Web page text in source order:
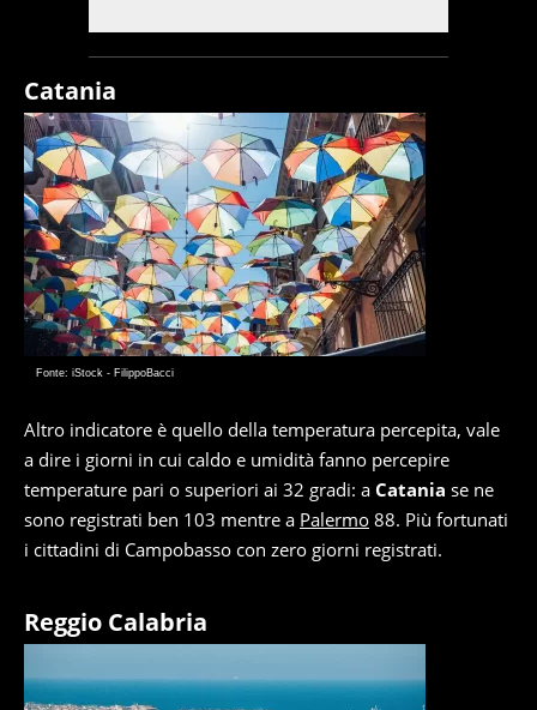
Catania
Fonte: iStock - FilippoBacci
Altro indicatore è quello della temperatura percepita, vale
a dire i giorni in cui caldo e umidità fanno percepire
temperature pari o superiori ai 32 gradi: a Catania se ne
sono registrati ben 103 mentre a Palermo 88. Più fortunati
i cittadini di Campobasso con zero giorni registrati.
Reggio Calabria